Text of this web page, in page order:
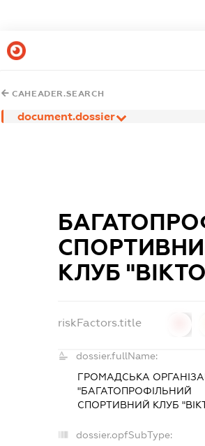
CAHEADER.SEARCH
document.dossier
КЛУБ
riskFactors.title
dossier.fullName:
ГРОМАДСЬКА
"БАГАТОПРОФІЛЬНИЙ
СПОРТИВНИЙ КЛУБ
dossier.opfSubType: